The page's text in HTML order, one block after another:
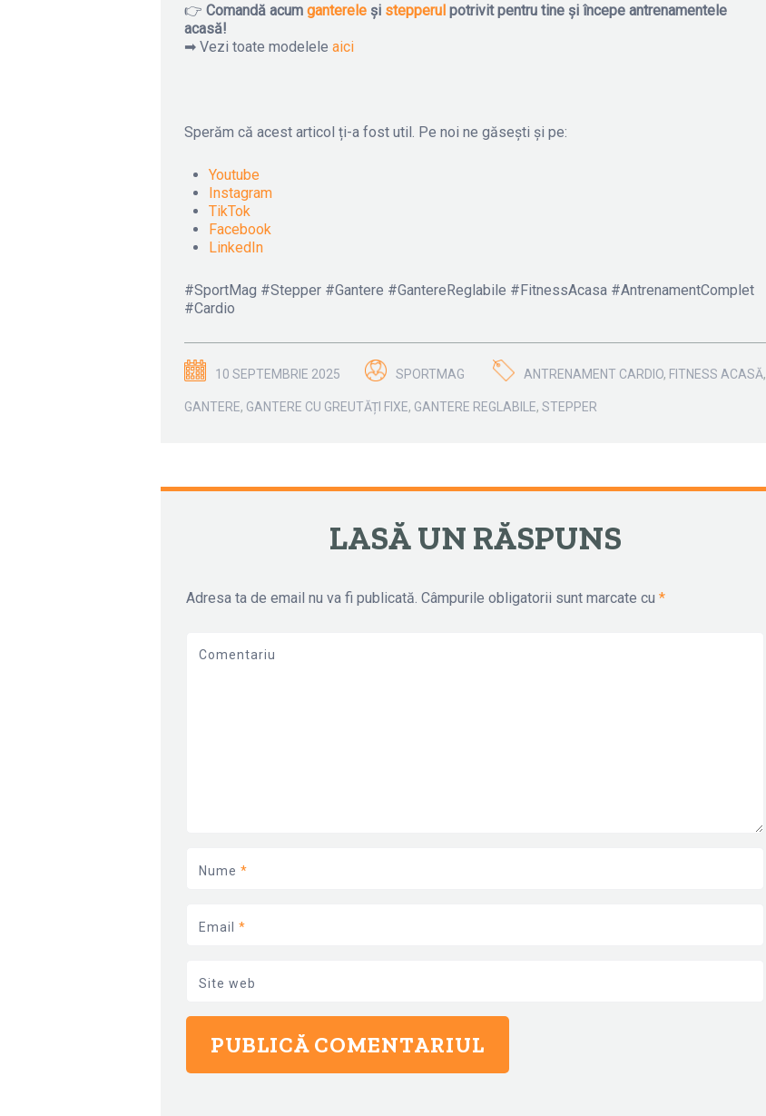
👉 Comandă acum ganterele și stepperul potrivit pentru tine și începe antrenamentele
acasă!
➡ Vezi toate modelele aici
Sperăm că acest articol ți-a fost util. Pe noi ne găsești și pe:
Youtube
Instagram
TikTok
Facebook
LinkedIn
#SportMag #Stepper #Gantere #GantereReglabile #FitnessAcasa #AntrenamentComplet
#Cardio
10 SEPTEMBRIE 2025 SPORTMAG ANTRENAMENT CARDIO, FITNESS ACASĂ,
GANTERE, GANTERE CU GREUTĂȚI FIXE, GANTERE REGLABILE, STEPPER
NAVIGARE ARTICOLE
←
→
LASĂ UN RĂSPUNS
Adresa ta de email nu va fi publicată. Câmpurile obligatorii sunt marcate cu *
Comentariu
Nume *
Email *
Site web